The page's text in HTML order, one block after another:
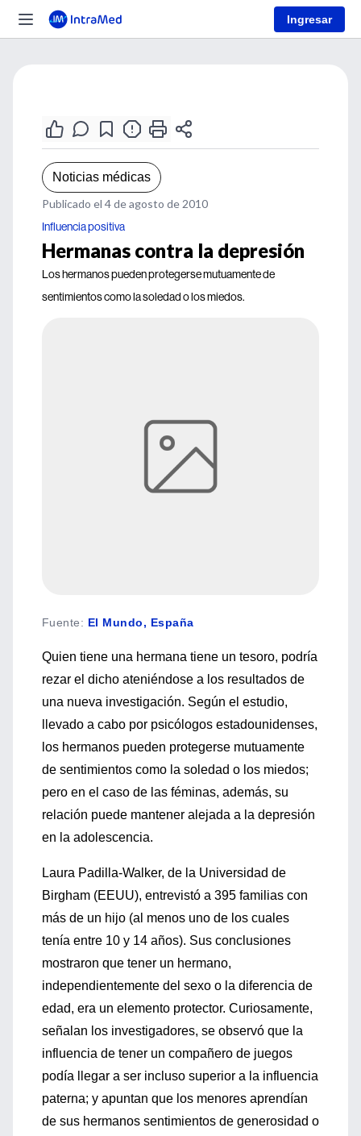
Ingresar
Noticias médicas
Publicado el 4 de agosto de 2010
Influencia positiva
Hermanas contra la depresión
Los hermanos pueden protegerse mutuamente de
sentimientos como la soledad o los miedos.
Fuente: El Mundo, España
Quien tiene una hermana tiene un tesoro, podría
rezar el dicho ateniéndose a los resultados de
una nueva investigación. Según el estudio,
llevado a cabo por psicólogos estadounidenses,
los hermanos pueden protegerse mutuamente
de sentimientos como la soledad o los miedos;
pero en el caso de las féminas, además, su
relación puede mantener alejada a la depresión
en la adolescencia.
Laura Padilla-Walker, de la Universidad de
Birgham (EEUU), entrevistó a 395 familias con
más de un hijo (al menos uno de los cuales
tenía entre 10 y 14 años). Sus conclusiones
mostraron que tener un hermano,
independientemente del sexo o la diferencia de
edad, era un elemento protector. Curiosamente,
señalan los investigadores, se observó que la
influencia de tener un compañero de juegos
podía llegar a ser incluso superior a la influencia
paterna; y apuntan que los menores aprendían
de sus hermanos sentimientos de generosidad o